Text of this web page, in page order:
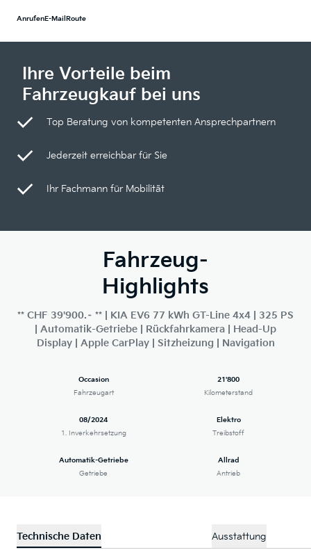
AnrufenE-Mail Route
Ihre Vorteile beim
Fahrzeugkauf bei uns
Top Beratung von kompetenten Ansprechpartnern
Jederzeit erreichbar für Sie
Ihr Fachmann für Mobilität
Fahrzeug-
Highlights
** CHF 39'900.– ** | KIA EV6 77 kWh GT-Line 4x4 | 325 PS
| Automatik-Getriebe | Rückfahrkamera | Head-Up
Display | Apple CarPlay | Sitzheizung | Navigation
Occasion
Fahrzeugart
21'800
Kilometerstand
08/2024
1. Inverkehrsetzung
Elektro
Treibstoff
Automatik-Getriebe
Getriebe
Allrad
Antrieb
Technische Daten Ausstattung